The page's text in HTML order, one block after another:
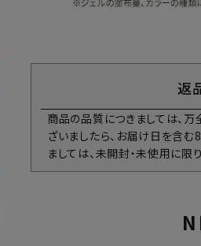
返
商品の品質につきましては、
ざいましたら、お届け日を含む
ましては、未開封・未使用に限